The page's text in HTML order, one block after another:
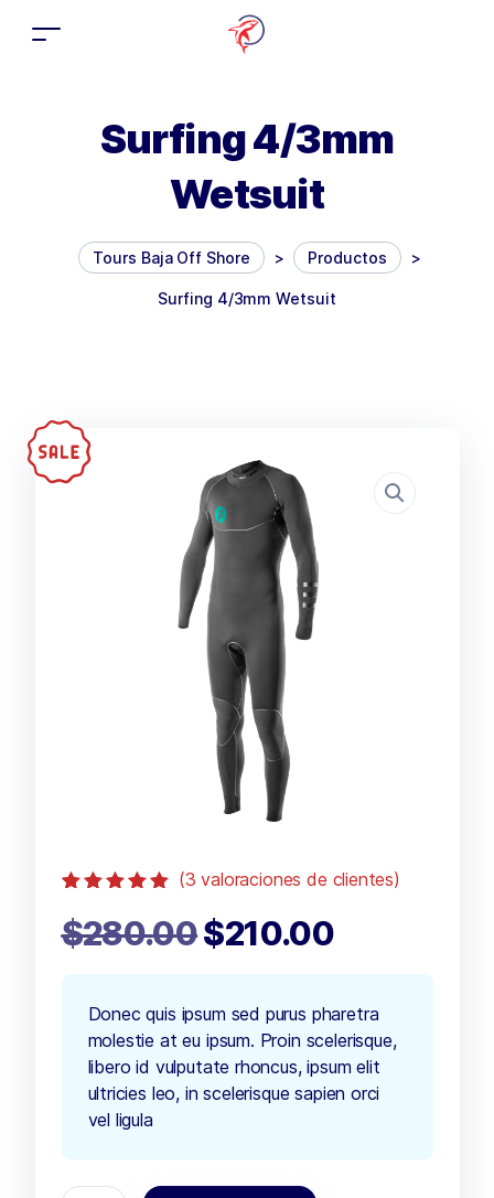
Surfing 4/3mm
Wetsuit
Tours Baja Off Shore > Productos >
Surfing 4/3mm Wetsuit
5.00de 5 en
base a
(3 valoraciones de clientes)
$280.00$210.00
Donec quis ipsum sed purus pharetra
molestie at eu ipsum. Proin scelerisque,
libero id vulputate rhoncus, ipsum elit
ultricies leo, in scelerisque sapien orci
vel ligula